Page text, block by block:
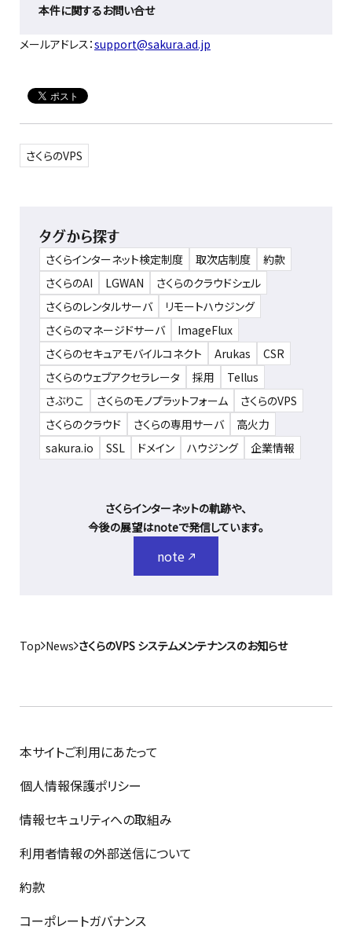
本件に関するお問い合せ
メールアドレス：support@sakura.ad.jp
さくらのVPS
タグから探す
さくらインターネット検定制度 取次店制度
約款
さくらのAI
LGWAN
さくらのクラウドシェル
さくらのレンタルサーバ
リモートハウジング
さくらのマネージドサーバ
ImageFlux
さくらのセキュアモバイルコネクト
Arukas
CSR
さくらのウェブアクセラレータ
採用
Tellus
さぶりこ
さくらのモノプラットフォーム
さくらのVPS
さくらのクラウド
さくらの専用サーバ
高火力
sakura.io
SSL ドメイン ハウジング 企業情報
さくらインターネットの軌跡や、
今後の展望はnoteで発信しています。
note
Top News さくらのVPS システムメンテナンスのお知らせ
本サイトご利用にあたって
個人情報保護ポリシー
情報セキュリティへの取組み
利用者情報の外部送信について
約款
コーポレートガバナンス